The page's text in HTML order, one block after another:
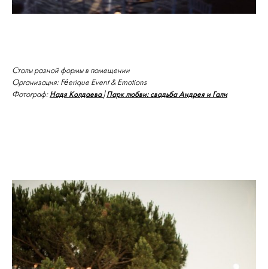
Столы разной формы в помещении
Организация: Féerique Event & Emotions
Фотограф: Надя Колдаева|Парк любви: свадьба Андрея и Гали